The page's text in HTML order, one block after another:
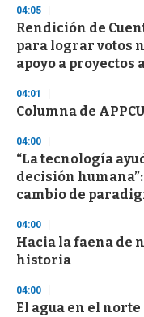
d
s
04:05
Rendición de
para lograr votos
apoyo a proyectos
04:01
Columna de
04:00
“La tecnología
decisión
cambio de
04:00
Hacia la faena de
historia
04:00
El agua en el